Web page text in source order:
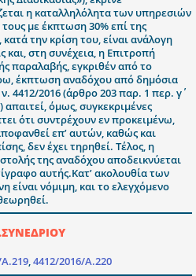
η καταλληλόλητα των υπηρεσιών
με έκπτωση 30% επί της
την κρίση του, είναι ανάλογη
και, στη συνέχεια, η Επιτροπή
παραλαβής, εγκριθέν από το
έκπτωση αναδόχου από δημόσια
4412/2016 (άρθρο 203 παρ. 1 περ. γ΄
όμως, συγκεκριμένες
ότι συντρέχουν εν προκειμένω,
επ’ αυτών, καθώς και
δεν έχει τηρηθεί. Τέλος, η
της αναδόχου αποδεικνύεται
αυτής.Κατ’ ακολουθία των
νόμιμη, και το ελεγχόμενο
,4412/2016/Α.220